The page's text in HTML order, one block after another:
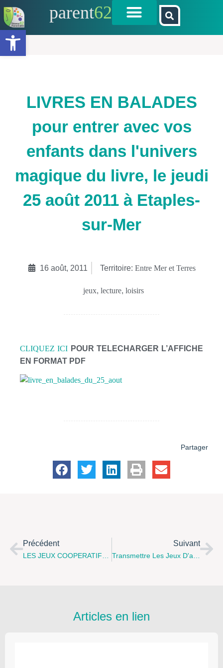
Ouvrir la barre d’outils
parent62
LIVRES EN BALADES
pour entrer avec vos
enfants dans l'univers
magique du livre, le jeudi
25 août 2011 à Etaples-
sur-Mer
16 août, 2011 Territoire: Entre Mer et Terres
jeux, lecture, loisirs
CLIQUEZ ICI POUR TELECHARGER L’AFFICHE
EN FORMAT PDF
Partager
Précédent
LES JEUX COOPERATIFS, Un Outil Privilégié Par Le Centre Social De Berck-Sur-Mer Pour Favoriser La Relation Parent-Enfant…
Suivant
Transmettre Les Jeux D'antan À Nos Enfants….
Articles en lien